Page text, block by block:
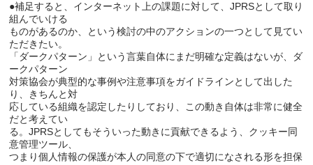
●補足すると、インターネット上の課題に対して、JPRSとして取り
組んでいける
ものがあるのか、という検討の中のアクションの一つとして見てい
ただきたい。
「ダークパターン」という言葉自体にまだ明確な定義はないが、ダ
ークパターン
対策協会が典型的な事例や注意事項をガイドラインとして出した
り、きちんと対
応している組織を認定したりしており、この動き自体は非常に健全
だと考えてい
る。JPRSとしてもそういった動きに貢献できるよう、クッキー同
意管理ツール、
つまり個人情報の保護が本人の同意の下で適切になされる形を担保